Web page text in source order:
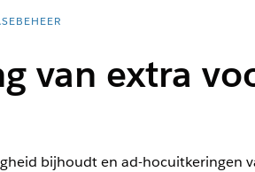
van extra
bijhoudt en ad-hocuitkeringen